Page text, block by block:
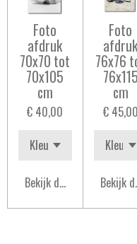
Foto
afdruk
70x70 tot
70x105
cm
€ 40,00
Bekijk details
Foto
afdruk
76x76
76x115
cm
€ 45,00
Bekijk